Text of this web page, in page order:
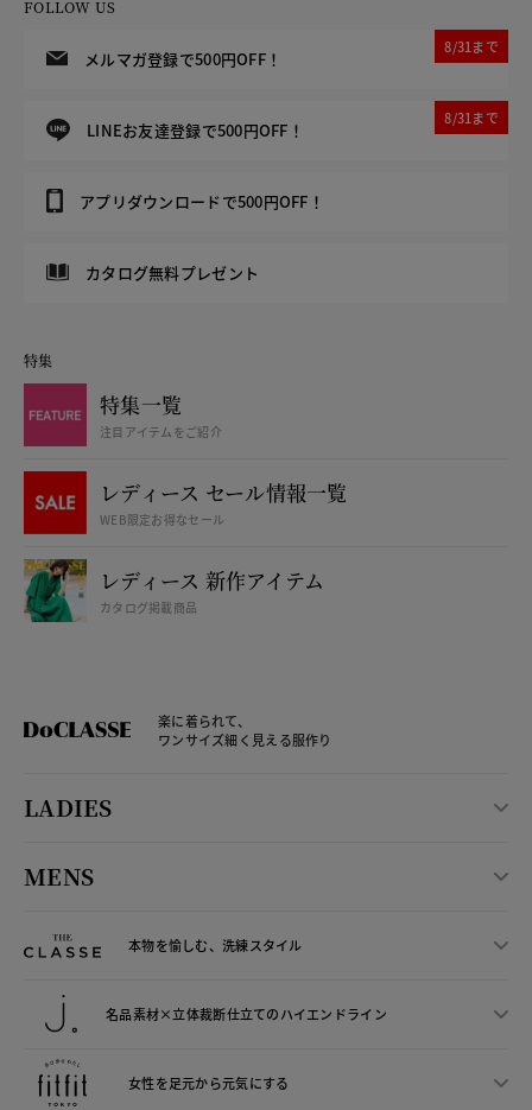
FOLLOW US
メルマガ登録で500円OFF！
8/31まで
LINEお友達登録で500円OFF！
8/31まで
アプリダウンロードで500円OFF！
カタログ無料プレゼント
特集
特集一覧
注目アイテムをご紹介
レディース セール情報一覧
WEB限定お得なセール
レディース 新作アイテム
カタログ掲載商品
楽に着られて、
ワンサイズ細く見える服作り
LADIES
MENS
本物を愉しむ、洗練スタイル
名品素材×立体裁断仕立てのハイエンドライン
女性を足元から元気にする